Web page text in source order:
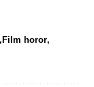
Film horor